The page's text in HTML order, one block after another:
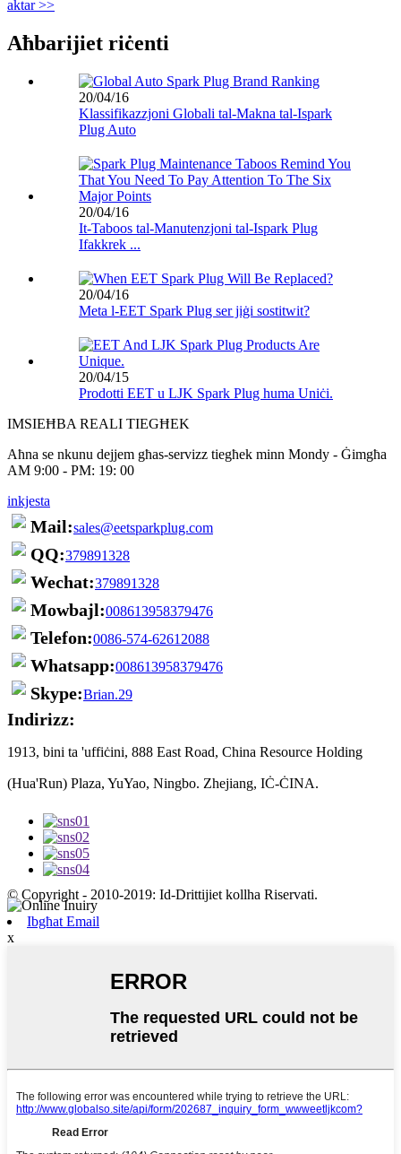
aktar >>
Aħbarijiet riċenti
20/04/16
Klassifikazzjoni Globali tal-Makna tal-Ispark
Plug Auto
20/04/16
It-Taboos tal-Manutenzjoni tal-Ispark Plug
Ifakkrek ...
20/04/16
Meta l-EET Spark Plug ser jiġi sostitwit?
20/04/15
Prodotti EET u LJK Spark Plug huma Uniċi.
IMSIEĦBA REALI TIEGĦEK
Aħna se nkunu dejjem għas-servizz tiegħek minn Mondy - Ġimgħa
AM 9:00 - PM: 19: 00
inkjesta
Mail:sales@eetsparkplug.com
QQ:379891328
Wechat:379891328
Mowbajl:008613958379476
Telefon:0086-574-62612088
Whatsapp:008613958379476
Skype:Brian.29
Indirizz:
1913, bini ta 'uffiċini, 888 East Road, China Resource Holding
(Hua'Run) Plaza, YuYao, Ningbo. Zhejiang, IĊ-ĊINA.
© Copyright - 2010-2019: Id-Drittijiet kollha Riservati.
Ibgħat Email
x